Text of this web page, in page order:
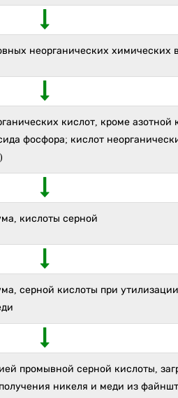
неорганических химических
кислот, кроме азотной
фосфора; кислот
кислоты серной
серной кислоты при
промывной серной кислоты,
никеля и меди из